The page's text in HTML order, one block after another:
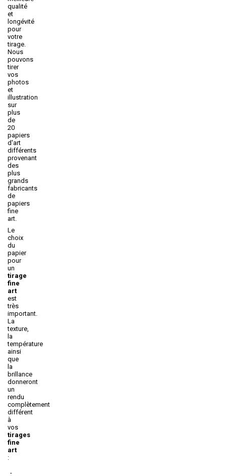
qualité
et
longévité
pour
votre
tirage.
Nous
pouvons
tirer
vos
photos
et
illustration
sur
plus
de
20
papiers
d'art
différents
provenant
des
plus
grands
fabricants
de
papiers
fine
art.
Le
choix
du
papier
pour
un
tirage
fine
art
est
très
important.
La
texture,
la
température
ainsi
que
la
brillance
donneront
un
rendu
complètement
différent
à
vos
tirages
fine
art
: